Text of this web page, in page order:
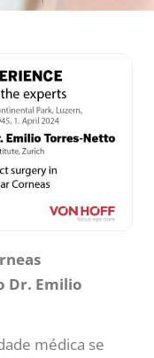
Dr. Emilio
médica se